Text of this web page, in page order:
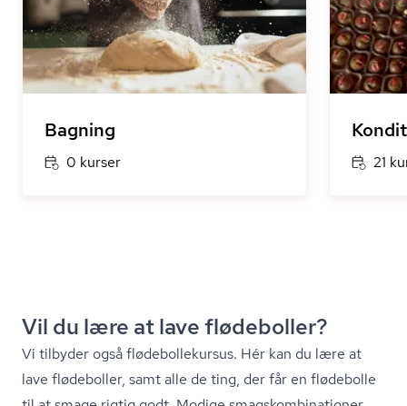
Bagning
0 kurser 21
Vil du lære at lave flødeboller?
Vi tilbyder også flø­de­bol­le­kur­sus. Hér kan du lære at
lave flødeboller, samt alle de ting, der får en flødebolle